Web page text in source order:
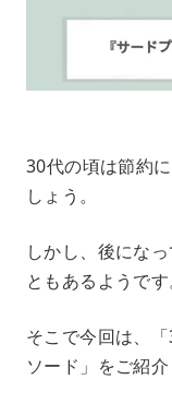
30代の頃は節約
しょう。
しかし、後にな
ともあるようです
そこで今回は、
ソード」をご紹介